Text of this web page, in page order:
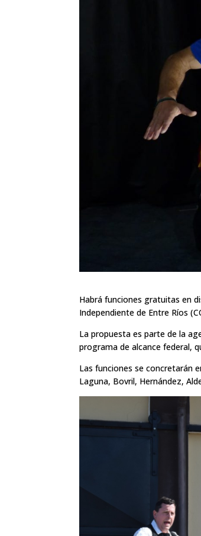
Habrá funciones gratuitas en
Independiente de Entre Ríos
La propuesta es parte de la
programa de alcance federal,
Las funciones se concretarán
Laguna, Bovril, Hernández,